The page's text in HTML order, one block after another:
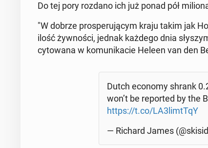
Do tej pory rozdano ich już ponad pół
"W dobrze pro­spe­ru­ją­cym kraju takim jak
ilość żyw­no­ści, jednak każdego dnia
cy­to­wa­na w ko­mu­ni­ka­cie Heleen van den
Dutch economy shrank
won’t be re­por­ted by the
https://t.co/LA3limtTqY
— Richard James